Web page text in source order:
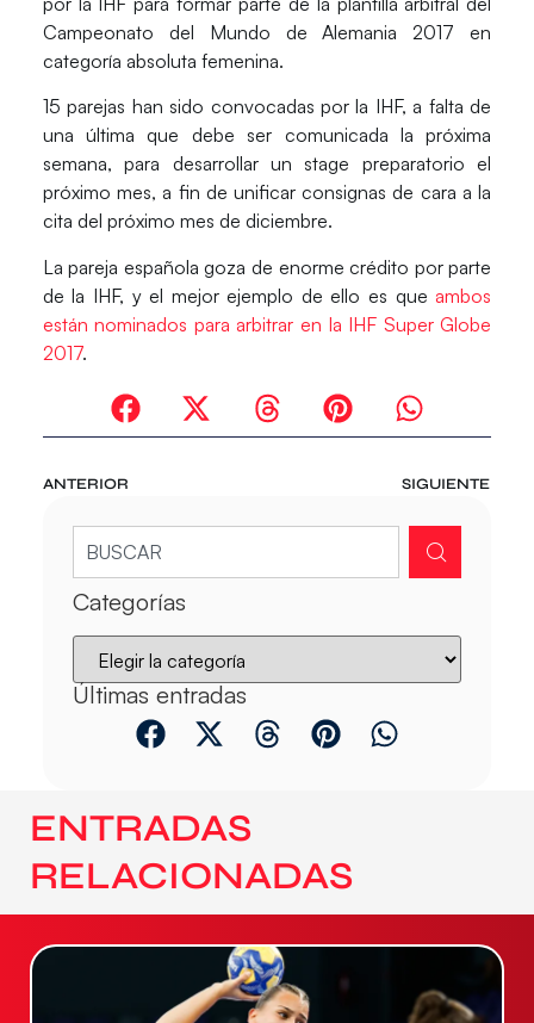
Campeonato del Mundo de Alemania 2017 en
categoría absoluta femenina.
15 parejas han sido convocadas por la IHF, a falta de
una última que debe ser comunicada la próxima
semana, para desarrollar un stage preparatorio el
próximo mes, a fin de unificar consignas de cara a la
cita del próximo mes de diciembre.
La pareja española goza de enorme crédito por parte
de la IHF, y el mejor ejemplo de ello es que ambos
están nominados para arbitrar en la IHF Super Globe
2017.
ANTERIOR SIGUIENTE
Categorías
Últimas entradas
ENTRADAS
RELACIONADAS